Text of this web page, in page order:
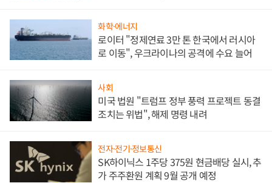
화학·에너지
로이터 "정제연료 3만 톤 한국에서 러시아
로 이동", 우크라이나의 공격에 수요 늘어
사회
미국 법원 "트럼프 정부 풍력 프로젝트 동결
조치는 위법", 해제 명령 내려
전자·전기·정보통신
SK하이닉스 1주당 375원 현금배당 실시, 추
가 주주환원 계획 9월 공개 예정